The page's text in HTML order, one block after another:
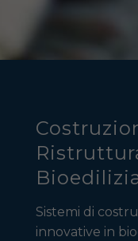
Sistemi di
innovative in